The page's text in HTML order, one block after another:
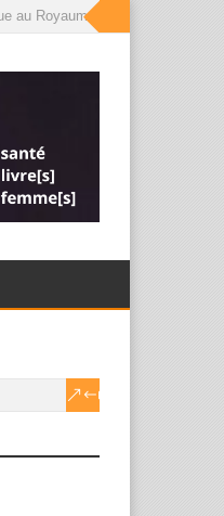
Royaume-Uni, que le roi a